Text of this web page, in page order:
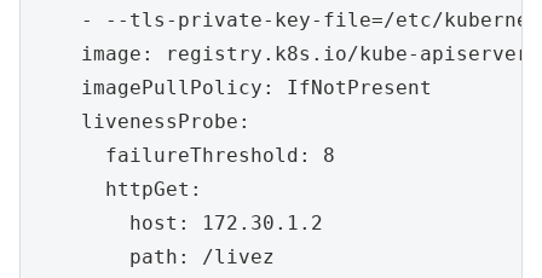
- --tls-private-key-file=/etc/
image: registry.k8s.io/kube-
    imagePullPolicy: IfNotPresent
    livenessProbe:
      failureThreshold: 8
      httpGet:
        host: 172.30.1.2
        path: /livez